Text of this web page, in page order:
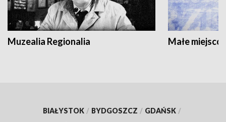
Muzealia Regionalia Małe
BIAŁYSTOK / BYDGOSZCZ / GDAŃSK /